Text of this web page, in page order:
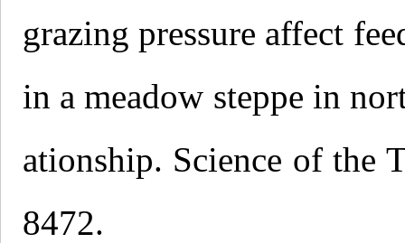
grazing pressure affect
in a meadow steppe in
ationship. Science of the
8472.